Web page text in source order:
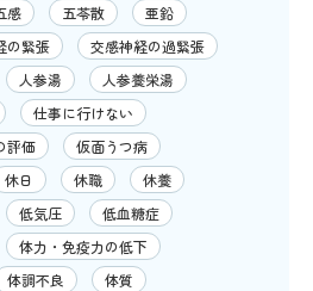
感 五苓散
亜鉛
の緊張
交感神経の過緊張
人参湯
人参養栄湯
仕事に行けない
評価
仮面うつ病
休日 休職
休養
低気圧
低血糖症
体力・免疫力の低下
体調不良
体質